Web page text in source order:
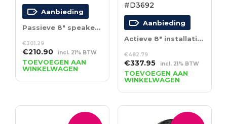
Aanbieding
Passieve 8″ speaker set – wit
€301.29
Oorspronkelijke
prijs
was:
€301.29.
€210.90Huidige
prijs
is:
€210.90.
incl. 21% BTW
TOEVOEGEN AAN
WINKELWAGEN
#D3692
Aanbieding
Actieve 8″ installatie speaker set – zwart
€482.79
Oorspronkelijke
prijs
was:
€482.79.
€337.95Huidige
prijs
is:
€337.95.
incl. 21% BTW
TOEVOEGEN AAN
WINKELWAGEN